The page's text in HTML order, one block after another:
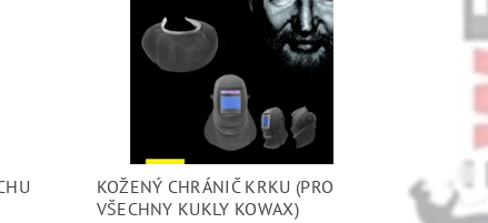
KOŽENÝ CHRÁNIČ KRKU (PRO
VŠECHNY KUKLY KOWAX)